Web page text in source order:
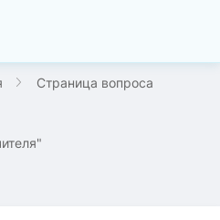
Страница вопроса